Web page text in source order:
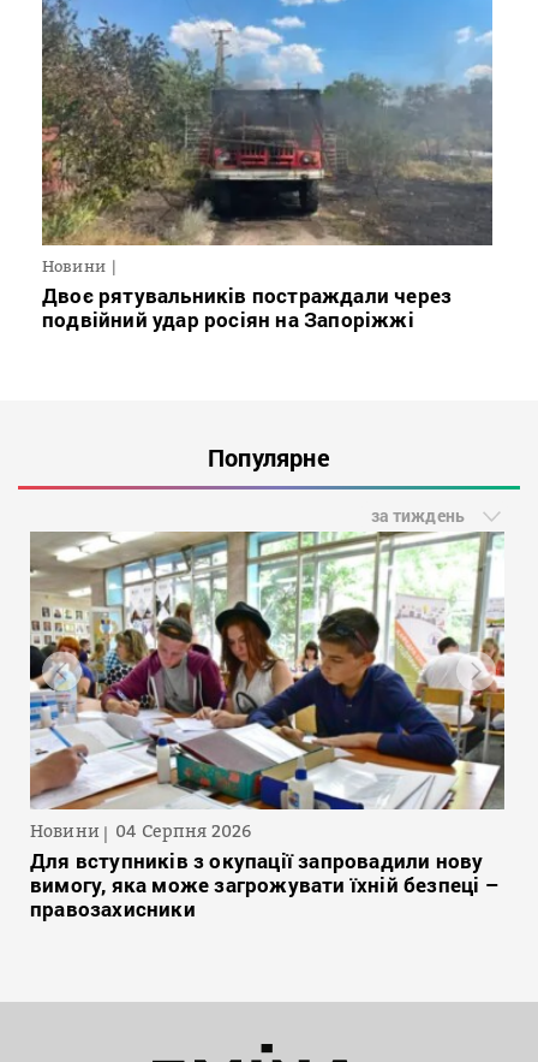
Новини
Двоє рятувальників постраждали через
подвійний удар росіян на Запоріжжі
Популярне
за тиждень
Новини 04 Серпня 2026
Для вступників з окупації запровадили нову
вимогу, яка може загрожувати їхній безпеці –
правозахисники